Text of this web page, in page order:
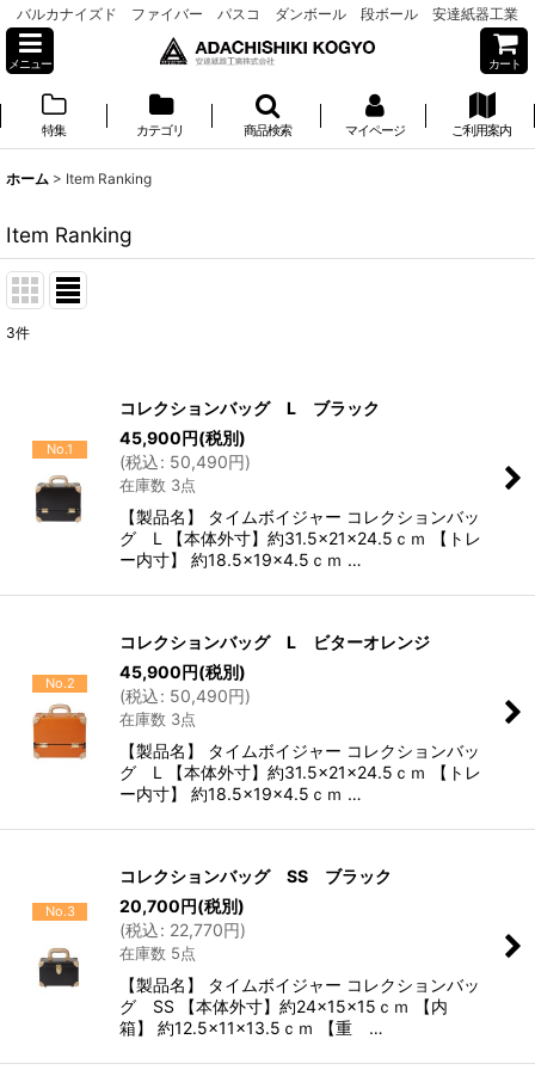
バルカナイズド ファイバー パスコ ダンボール 段ボール 安達紙器工業
メニュー カート
特集 カテゴリ 商品検索 マイページ ご利用案内
ホーム > Item Ranking
Item Ranking
3件
No.1
コレクションバッグ L ブラック
45,900円(税別)
(税込: 50,490円)
在庫数 3点
【製品名】 タイムボイジャー コレクションバッ
グ L 【本体外寸】約31.5×21×24.5ｃｍ 【トレ
ー内寸】 約18.5×19×4.5ｃｍ …
No.2
コレクションバッグ L ビターオレンジ
45,900円(税別)
(税込: 50,490円)
在庫数 3点
【製品名】 タイムボイジャー コレクションバッ
グ L 【本体外寸】約31.5×21×24.5ｃｍ 【トレ
ー内寸】 約18.5×19×4.5ｃｍ …
No.3
コレクションバッグ SS ブラック
20,700円(税別)
(税込: 22,770円)
在庫数 5点
【製品名】 タイムボイジャー コレクションバッ
グ SS 【本体外寸】約24×15×15ｃｍ 【内
箱】 約12.5×11×13.5ｃｍ 【重 …